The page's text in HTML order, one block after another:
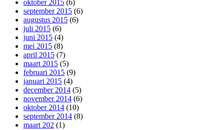
oktober 2015 (6)
september 2015 (6)
augustus 2015 (6)
juli 2015 (6)
juni 2015 (4)
mei 2015 (8)
april 2015 (7)
maart 2015 (5)
februari 2015 (9)
januari 2015 (4)
december 2014 (5)
november 2014 (6)
oktober 2014 (10)
september 2014 (8)
maart 202 (1)